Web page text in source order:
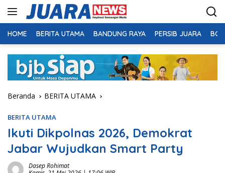
HOME BERITA UTAMA BANDUNG RAYA PERSIB JUARA
Beranda BERITA UTAMA
BERITA UTAMA
Ikuti Dikpolnas 2026, Demokrat
Jabar Wujudkan Smart Party
Dasep Rohimat